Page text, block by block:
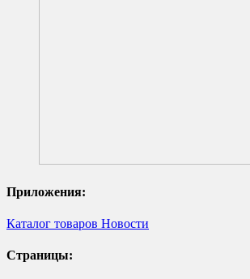
Приложения:
Каталог товаров Новости
Страницы: